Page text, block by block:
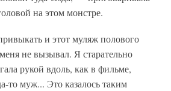
на этом монстре.
и этот муляж полового
не вызывал. Я старательно
рукой вдоль, как в фильме,
то муж... Это казалось таким